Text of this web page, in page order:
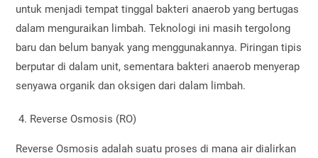
untuk menjadi tempat tinggal bakteri anaerob yang bertugas
dalam menguraikan limbah. Teknologi ini masih tergolong
baru dan belum banyak yang menggunakannya. Piringan tipis
berputar di dalam unit, sementara bakteri anaerob menyerap
senyawa organik dan oksigen dari dalam limbah.
Reverse Osmosis (RO)
Reverse Osmosis adalah suatu proses di mana air dialirkan